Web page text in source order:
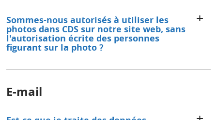
Sommes-nous autorisés à utiliser les
photos dans CDS sur notre site web, sans
l'autorisation écrite des personnes
figurant sur la photo ?
E-mail